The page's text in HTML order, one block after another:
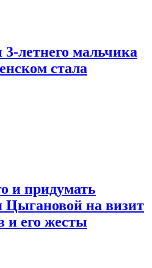
летнего мальчика
стала
и придумать
Цыгановой на визит
и его жесты